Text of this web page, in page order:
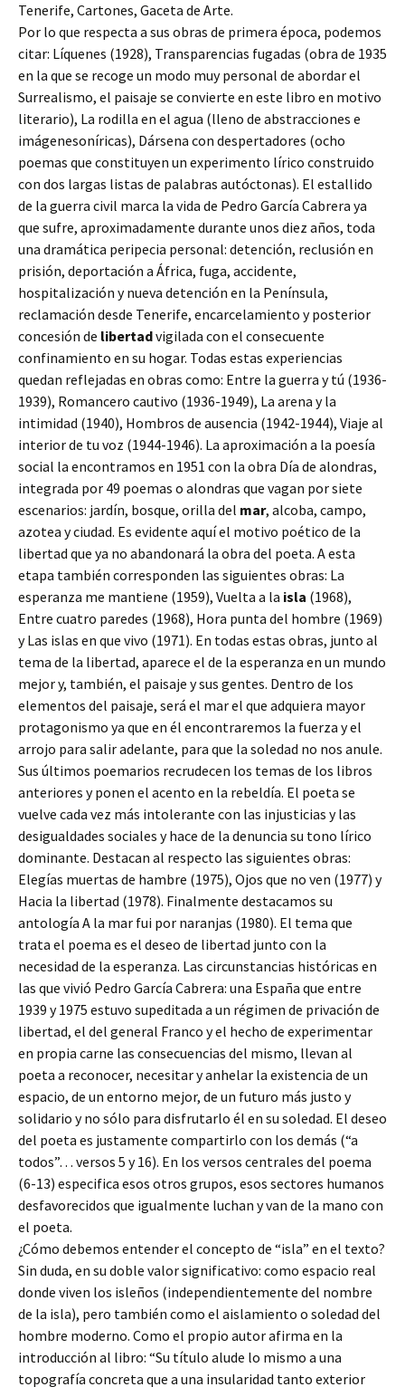
Tenerife, Cartones, Gaceta de Arte.
Por lo que respecta a sus obras de primera época, podemos
citar: Líquenes (1928), Transparencias fugadas (obra de 1935
en la que se recoge un modo muy personal de abordar el
Surrealismo, el paisaje se convierte en este libro en motivo
literario), La rodilla en el agua (lleno de abstracciones e
imágenesoníricas), Dársena con despertadores (ocho
poemas que constituyen un experimento lírico construido
con dos largas listas de palabras autóctonas). El estallido
de la guerra civil marca la vida de Pedro García Cabrera ya
que sufre, aproximadamente durante unos diez años, toda
una dramática peripecia personal: detención, reclusión en
prisión, deportación a África, fuga, accidente,
hospitalización y nueva detención en la Península,
reclamación desde Tenerife, encarcelamiento y posterior
concesión de libertadvigilada con el consecuente
confinamiento en su hogar. Todas estas experiencias
quedan reflejadas en obras como: Entre la guerra y tú (1936-
1939), Romancero cautivo (1936-1949), La arena y la
intimidad (1940), Hombros de ausencia (1942-1944), Viaje al
interior de tu voz (1944-1946). La aproximación a la poesía
social la encontramos en 1951 con la obra Día de alondras,
integrada por 49 poemas o alondras que vagan por siete
escenarios: jardín, bosque, orilla del mar, alcoba, campo,
azotea y ciudad. Es evidente aquí el motivo poético de la
libertad que ya no abandonará la obra del poeta. A esta
etapa también corresponden las siguientes obras: La
esperanza me mantiene (1959), Vuelta a la isla (1968),
Entre cuatro paredes (1968), Hora punta del hombre (1969)
y Las islas en que vivo (1971). En todas estas obras, junto al
tema de la libertad, aparece el de la esperanza en un mundo
mejor y, también, el paisaje y sus gentes. Dentro de los
elementos del paisaje, será el mar el que adquiera mayor
protagonismo ya que en él encontraremos la fuerza y el
arrojo para salir adelante, para que la soledad no nos anule.
Sus últimos poemarios recrudecen los temas de los libros
anteriores y ponen el acento en la rebeldía. El poeta se
vuelve cada vez más intolerante con las injusticias y las
desigualdades sociales y hace de la denuncia su tono lírico
dominante. Destacan al respecto las siguientes obras:
Elegías muertas de hambre (1975), Ojos que no ven (1977) y
Hacia la libertad (1978). Finalmente destacamos su
antología A la mar fui por naranjas (1980). El tema que
trata el poema es el deseo de libertad junto con la
necesidad de la esperanza. Las circunstancias históricas en
las que vivió Pedro García Cabrera: una España que entre
1939 y 1975 estuvo supeditada a un régimen de privación de
libertad, el del general Franco y el hecho de experimentar
en propia carne las consecuencias del mismo, llevan al
poeta a reconocer, necesitar y anhelar la existencia de un
espacio, de un entorno mejor, de un futuro más justo y
solidario y no sólo para disfrutarlo él en su soledad. El deseo
del poeta es justamente compartirlo con los demás (“a
todos”… versos 5 y 16). En los versos centrales del poema
(6-13) especifica esos otros grupos, esos sectores humanos
desfavorecidos que igualmente luchan y van de la mano con
el poeta.
¿Cómo debemos entender el concepto de “isla” en el texto?
Sin duda, en su doble valor significativo: como espacio real
donde viven los isleños (independientemente del nombre
de la isla), pero también como el aislamiento o soledad del
hombre moderno. Como el propio autor afirma en la
introducción al libro: “Su título alude lo mismo a una
topografía concreta que a una insularidad tanto exterior